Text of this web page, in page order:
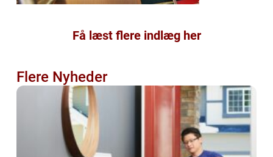
Få læst flere indlæg her
Flere Nyheder